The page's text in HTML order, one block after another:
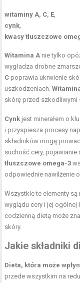
witaminy A, C, E,
cynk,
kwasy tłuszczowe
Witamina A nie tylko
wygładza drobne
C poprawia ukrwienie
uszkodzeniach.
skórę przed szkodliwymi
Cynk jest minerałem o
i przyspiesza procesy
składników mogą
suchość cery,
tłuszczowe omega-3
odpowiednie nawilżenie
Wszystkie te elementy
wyglądu cery i jej ogólnej
codzienną dietą może
skóry.
Jakie składniki
Dieta, która może
przede wszystkim na